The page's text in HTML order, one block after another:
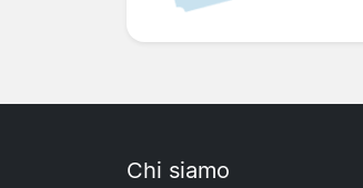
Chi siamo